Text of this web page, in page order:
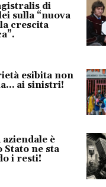
di
sulla “nuova
crescita
esibita non
ai sinistri!
è
ne sta
i resti!